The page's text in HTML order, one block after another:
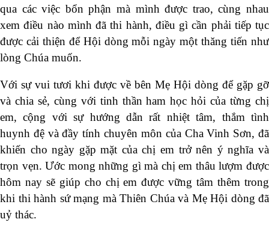
qua các việc bổn phận mà mình được trao, cùng nhau
xem điều nào mình đã thi hành, điều gì cần phải tiếp tục
được cải thiện để Hội dòng mỗi ngày một thăng tiến như
lòng Chúa muốn.
Với sự vui tươi khi được về bên Mẹ Hội dòng để gặp gỡ
và chia sẻ, cùng với tinh thần ham học hỏi của từng chị
em, cộng với sự hướng dẫn rất nhiệt tâm, thắm tình
huynh đệ và đầy tính chuyên môn của Cha Vinh Sơn, đã
khiến cho ngày gặp mặt của chị em trở nên ý nghĩa và
trọn vẹn. Ước mong những gì mà chị em thâu lượm được
hôm nay sẽ giúp cho chị em được vững tâm thêm trong
khi thi hành sứ mạng mà Thiên Chúa và Mẹ Hội dòng đã
uỷ thác.